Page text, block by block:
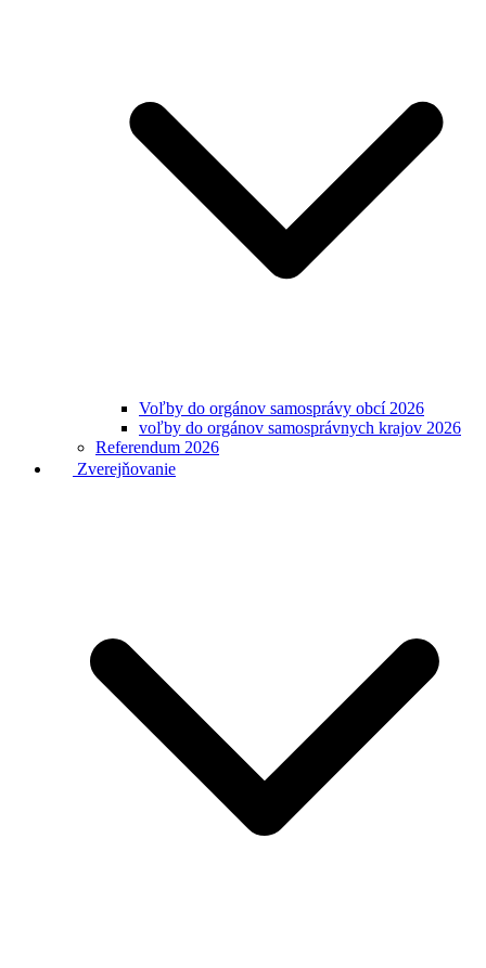
Voľby do orgánov samosprávy obcí 2026
voľby do orgánov samosprávnych krajov 2026
Referendum 2026
Zverejňovanie